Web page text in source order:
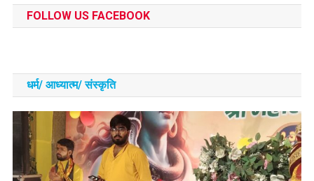
FOLLOW US FACEBOOK
धर्म/ आध्‍यात्‍म/ संस्‍कृति